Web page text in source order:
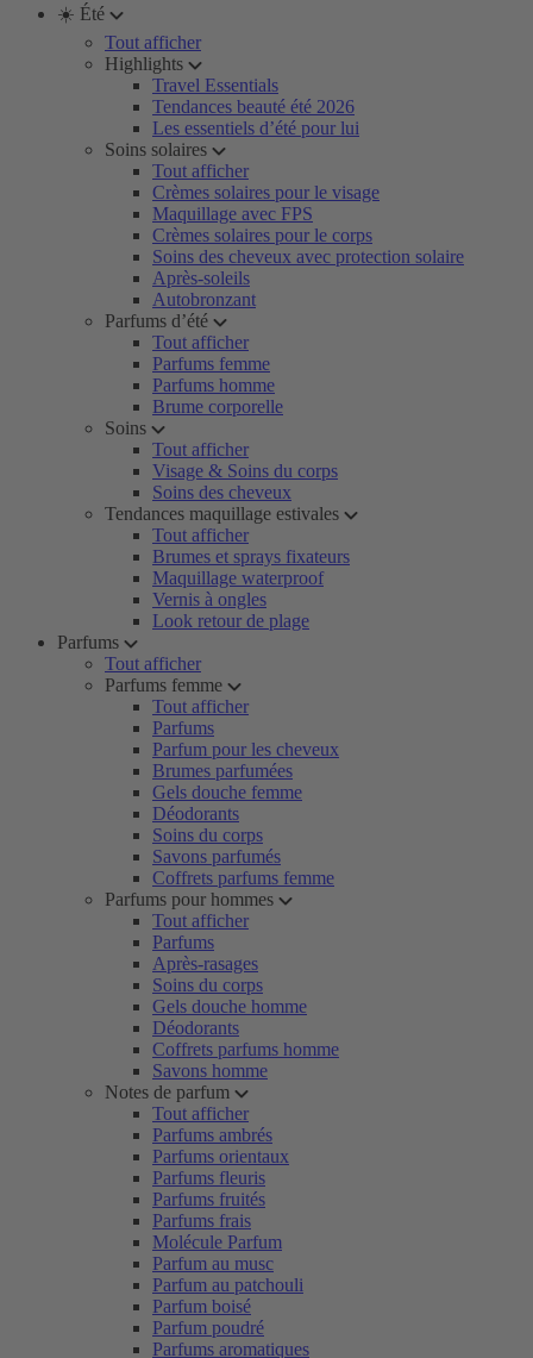
☀️ Été
Tout afficher
Highlights
Travel Essentials
Tendances beauté été 2026
Les essentiels d’été pour lui
Soins solaires
Tout afficher
Crèmes solaires pour le visage
Maquillage avec FPS
Crèmes solaires pour le corps
Soins des cheveux avec protection solaire
Après-soleils
Autobronzant
Parfums d’été
Tout afficher
Parfums femme
Parfums homme
Brume corporelle
Soins
Tout afficher
Visage & Soins du corps
Soins des cheveux
Tendances maquillage estivales
Tout afficher
Brumes et sprays fixateurs
Maquillage waterproof
Vernis à ongles
Look retour de plage
Parfums
Tout afficher
Parfums femme
Tout afficher
Parfums
Parfum pour les cheveux
Brumes parfumées
Gels douche femme
Déodorants
Soins du corps
Savons parfumés
Coffrets parfums femme
Parfums pour hommes
Tout afficher
Parfums
Après-rasages
Soins du corps
Gels douche homme
Déodorants
Coffrets parfums homme
Savons homme
Notes de parfum
Tout afficher
Parfums ambrés
Parfums orientaux
Parfums fleuris
Parfums fruités
Parfums frais
Molécule Parfum
Parfum au musc
Parfum au patchouli
Parfum boisé
Parfum poudré
Parfums aromatiques